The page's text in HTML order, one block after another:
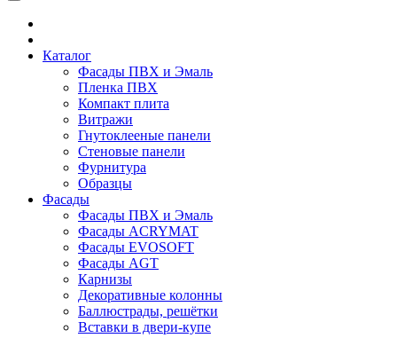
Каталог
Фасады ПВХ и Эмаль
Пленка ПВХ
Компакт плита
Витражи
Гнутоклееные панели
Стеновые панели
Фурнитура
Образцы
Фасады
Фасады ПВХ и Эмаль
Фасады ACRYMAT
Фасады EVOSOFT
Фасады AGT
Карнизы
Декоративные колонны
Баллюстрады, решётки
Вставки в двери-купе